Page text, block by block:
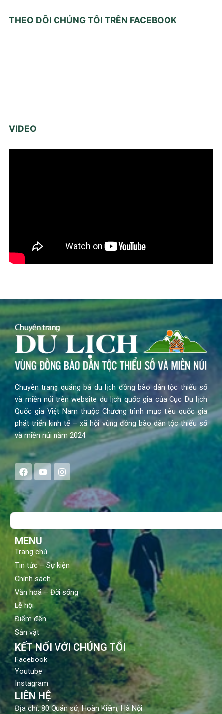
THEO DÕI CHÚNG TÔI TRÊN FACEBOOK
VIDEO
Chuyên trang quảng bá du lịch đồng bào dân tộc thiểu số
và miền núi trên website du lịch quốc gia của Cục Du lịch
Quốc gia Việt Nam thuộc Chương trình mục tiêu quốc gia
phát triển kinh tế – xã hội vùng đồng bào dân tộc thiểu số
và miền núi năm 2024
F
a
e
b
o
Y
o
t
u
b
I
n
s
a
g
Search
MENU
Trang chủ
Tin tức – Sự kiện
Chính sách
Văn hoá – Đời sống
Lễ hội
Điểm đến
Sản vật
KẾT NỐI VỚI CHÚNG TÔI
Facebook
Youtube
Instagram
LIÊN HỆ
Địa chỉ: 80 Quán sứ, Hoàn Kiếm, Hà Nội